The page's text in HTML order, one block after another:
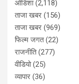
ओडिशा(2,118)
ताजा खबर (156)
ताजा खबर (969)
फिल्म जगत(22)
राजनीति(277)
वीडियो(25)
व्यापार (36)